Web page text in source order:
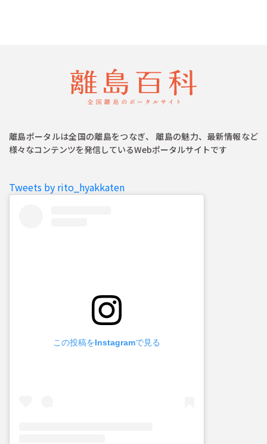
離島ポータルは全国の離島をつなぎ、 離島の魅力、最新情報など
様々なコンテンツを発信しているWebポータルサイトです
Tweets by rito_hyakkaten
この投稿をInstagramで見る